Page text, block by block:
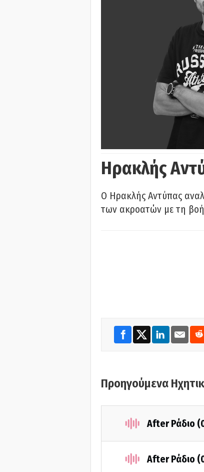
Ηρακλής
Ο Ηρακλής Αντύπας
των ακροατών με τη
Προηγούμενα
After Ράδιο
After Ράδιο